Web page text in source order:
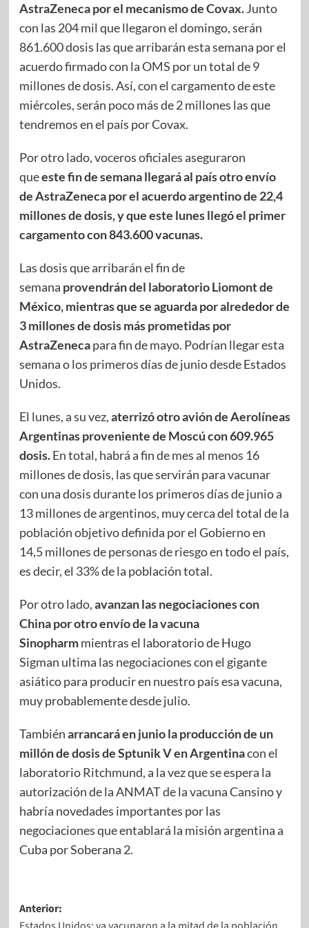
AstraZeneca por el mecanismo de Covax.Junto
con las 204 mil que llegaron el domingo, serán
861.600 dosis las que arribarán esta semana por el
acuerdo firmado con la OMS por un total de 9
millones de dosis. Así, con el cargamento de este
miércoles, serán poco más de 2 millones las que
tendremos en el país por Covax.
Por otro lado, voceros oficiales aseguraron
queeste fin de semana llegará al país otro envío
de AstraZeneca por el acuerdo argentino de 22,4
millones de dosis, y que este lunes llegó el primer
cargamento con 843.600 vacunas.
Las dosis que arribarán el fin de
semana provendrán del laboratorio Liomont de
México, mientras que se aguarda por alrededor de
3 millones de dosis más prometidas por
AstraZenecapara fin de mayo. Podrían llegar esta
semana o los primeros días de junio desde Estados
Unidos.
El lunes, a su vez,aterrizó otro avión de Aerolíneas
Argentinas proveniente de Moscú con 609.965
dosis.En total, habrá a fin de mes al menos 16
millones de dosis, las que servirán para vacunar
con una dosis durante los primeros días de junio a
13 millones de argentinos, muy cerca del total de la
población objetivo definida por el Gobierno en
14,5 millones de personas de riesgo en todo el país,
es decir, el 33% de la población total.
Por otro lado,avanzan las negociaciones con
China por otro envío de la vacuna
Sinopharmmientras el laboratorio de Hugo
Sigman ultima las negociaciones con el gigante
asiático para producir en nuestro país esa vacuna,
muy probablemente desde julio.
Tambiénarrancará en junio la producción de un
millón de dosis de Sptunik V en Argentinacon el
laboratorio Ritchmund, a la vez que se espera la
autorización de la ANMAT de la vacuna Cansino y
habría novedades importantes por las
negociaciones que entablará la misión argentina a
Cuba por Soberana 2.
Anterior: